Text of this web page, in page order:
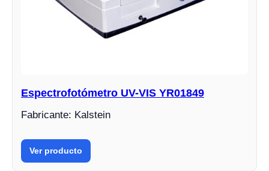
Espectrofotómetro UV-VIS YR01849
Fabricante: Kalstein
Ver producto